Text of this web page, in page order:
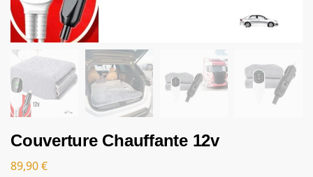
Couverture Chauffante 12v
89,90€